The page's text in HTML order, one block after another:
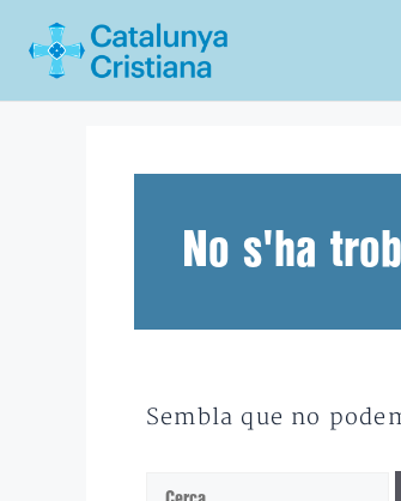
No s'ha
Sembla que no
Cerca: